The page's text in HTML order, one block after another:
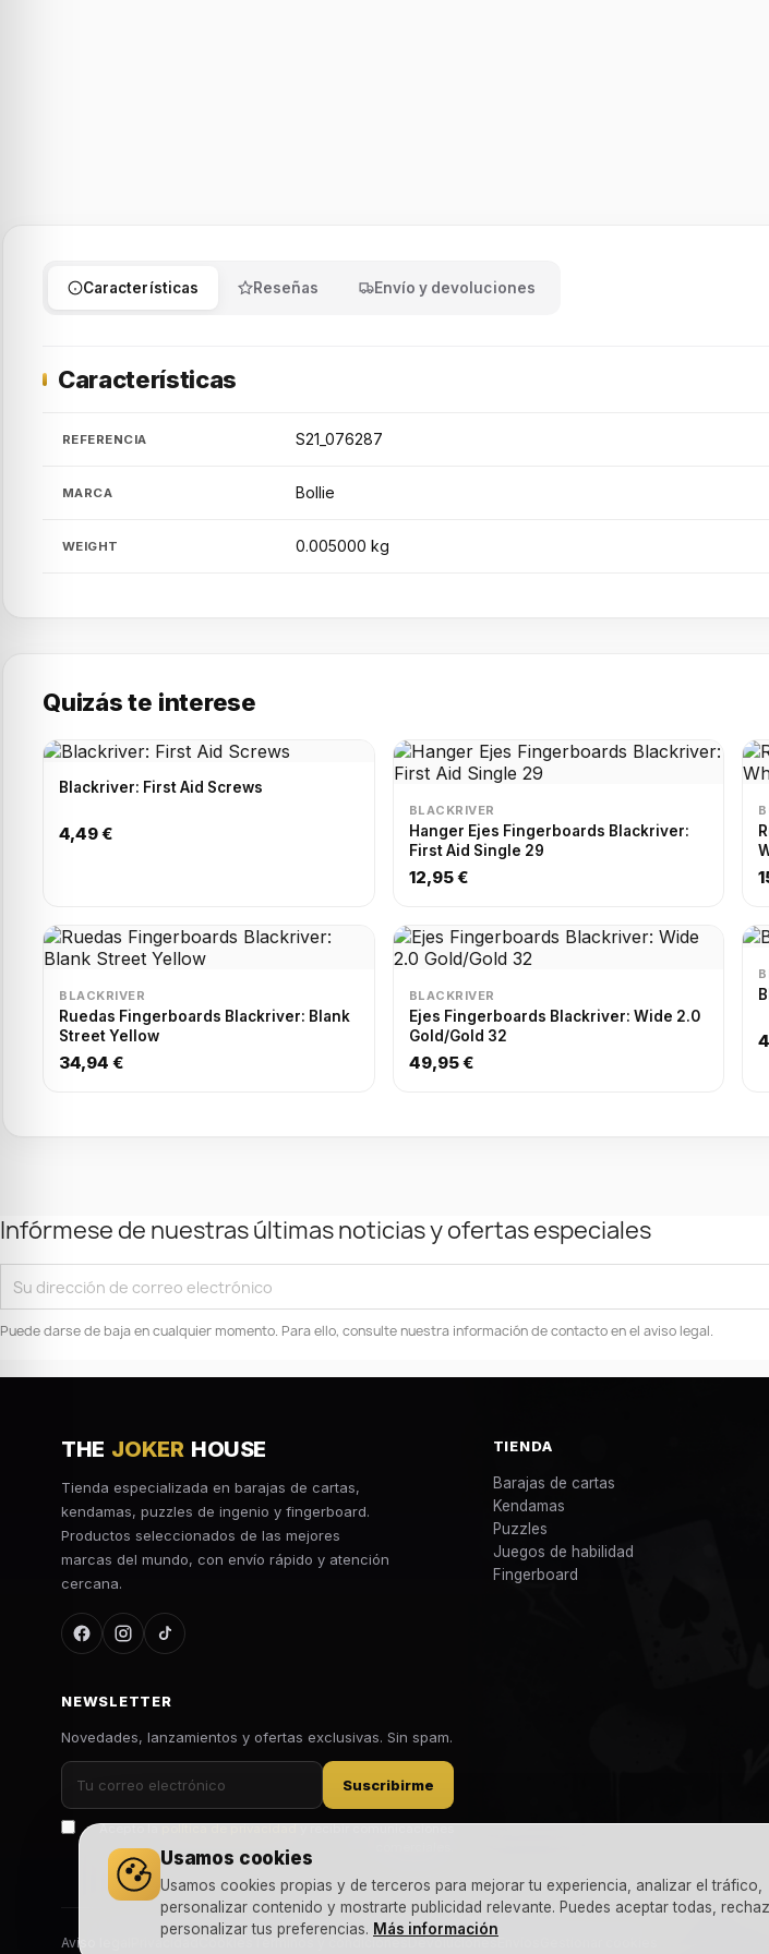
Usamos cookies
Usamos cookies propias y de terceros para mejorar tu experiencia, analizar el tráfico,
personalizar contenido y mostrarte publicidad relevante. Puedes aceptar todas,
personalizar tus preferencias. Más información
Características Reseñas Envío y devoluciones
Características
REFERENCIA S21_076287
MARCA Bollie
WEIGHT 0.005000 kg
Quizás te interese
Blackriver: First Aid Screws
4,49 €
BLACKRIVER
Hanger Ejes Fingerboards Blackriver:
First Aid Single 29
12,95 €
BLACKRIVER
Ruedas Fingerboards Blackriver: Blank
Street Yellow
34,94 €
BLACKRIVER
Ejes Fingerboards Blackriver: Wide 2.0
Gold/Gold 32
49,95 €
Infórmese de nuestras últimas noticias y ofertas especiales
Puede darse de baja en cualquier momento. Para ello, consulte nuestra información de contacto en el aviso legal.
THE JOKER HOUSE
Tienda especializada en barajas de cartas,
kendamas, puzzles de ingenio y fingerboard.
Productos seleccionados de las mejores
marcas del mundo, con envío rápido y atención
cercana.
TIENDA
Barajas de cartas
Kendamas
Puzzles
Juegos de habilidad
Fingerboard
NEWSLETTER
Novedades, lanzamientos y ofertas exclusivas. Sin spam.
Suscribirme
Acepto lapolítica de privacidady recibir comunicaciones
Aviso legal Privacidad Términos y condiciones